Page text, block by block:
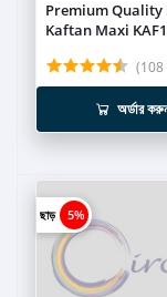
Premium Quality
Kaftan Maxi
(108
অর্ডার
ছাড় 5%